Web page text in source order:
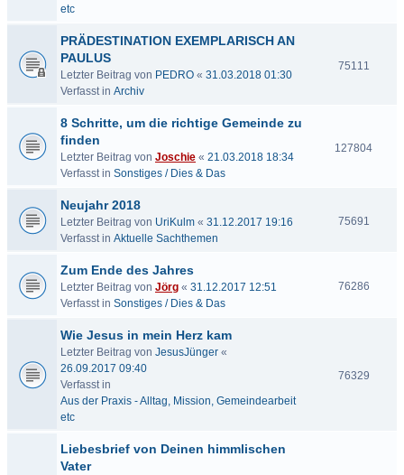
etc
PRÄDESTINATION EXEMPLARISCH AN
PAULUS
Letzter Beitrag von PEDRO « 31.03.2018 01:30
Verfasst in Archiv
75111
8 Schritte, um die richtige Gemeinde zu
finden
Letzter Beitrag von Joschie « 21.03.2018 18:34
Verfasst in Sonstiges / Dies & Das
127804
Neujahr 2018
Letzter Beitrag von UriKulm « 31.12.2017 19:16
Verfasst in Aktuelle Sachthemen
75691
Zum Ende des Jahres
Letzter Beitrag von Jörg « 31.12.2017 12:51
Verfasst in Sonstiges / Dies & Das
76286
Wie Jesus in mein Herz kam
Letzter Beitrag von JesusJünger «
26.09.2017 09:40
Verfasst in
Aus der Praxis - Alltag, Mission, Gemeindearbeit
etc
76329
Liebesbrief von Deinen himmlischen
Vater